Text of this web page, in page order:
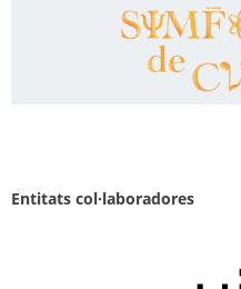
Entitats col·laboradores